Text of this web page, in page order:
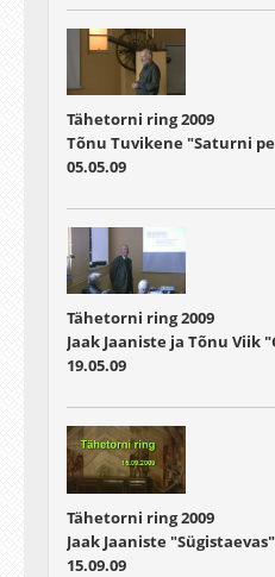
Tähetorni ring 2009
Tõnu Tuvikene "Saturni
05.05.09
Tähetorni ring 2009
Jaak Jaaniste ja Tõnu Viik
19.05.09
Tähetorni ring 2009
Jaak Jaaniste "Sügistaevas"
15.09.09